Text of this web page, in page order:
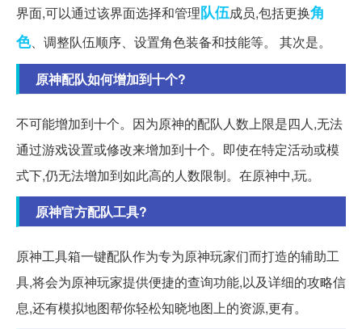
界面,可以通过该界面选择和管理队伍成员,包括更换角
色、调整队伍顺序、设置角色装备和技能等。 其次是。
原神配队如何增加到十个?
不可能增加到十个。因为原神的配队人数上限是四人,无法
通过游戏设置或修改来增加到十个。即使在特定活动或模
式下,仍无法增加到如此高的人数限制。在原神中,玩。
原神官方配队工具?
原神工具箱一键配队作为专为原神玩家们而打造的辅助工
具,将会为原神玩家提供便捷的查询功能,以及详细的攻略信
息,还有模拟地图帮你轻松知晓地图上的资源,更有。